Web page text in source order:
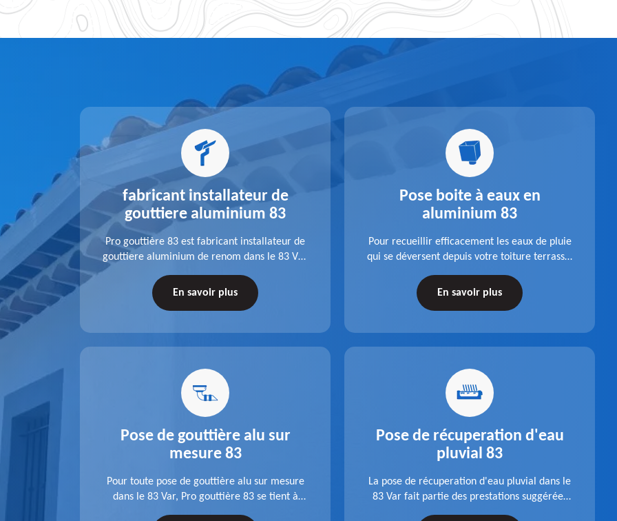
83
ses
Var,
de
de
fabricant installateur de
gouttiere aluminium 83
Pro gouttière 83 est fabricant installateur de
gouttiere aluminium de renom dans le 83 Var.
veille à réaliser des gouttières performantes,
durables et à la hauteur de vos attentes.
En savoir plus
Pose de gouttière alu sur
mesure 83
Pour toute pose de gouttière alu sur mesure
dans le 83 Var, Pro gouttière 83 se tient à
Pose boite à eaux en
aluminium 83
Pour recueillir efficacement les eaux de pluie
qui se déversent depuis votre toiture terrasse,
dans le 83 Var de la société Pro gouttière 83.
En savoir plus
Pose de récuperation d'eau
pluvial 83
La pose de récuperation d'eau pluvial dans le
83 Var fait partie des prestations suggérées